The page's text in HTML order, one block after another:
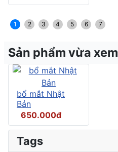
1 2 3 4 5 6 7
Sản phẩm vừa xem
bổ mắt Nhật
Bản
650.000đ
Tags